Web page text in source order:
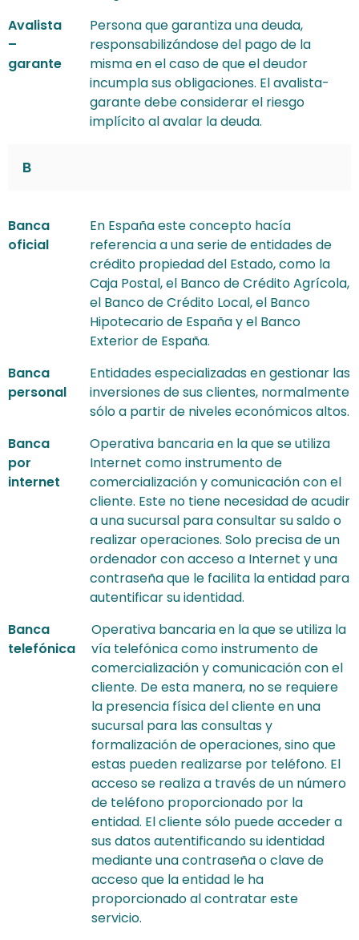
Avalista
–
garante
Persona que garantiza una deuda,
responsabilizándose del pago de la
misma en el caso de que el deudor
incumpla sus obligaciones. El avalista-
garante debe considerar el riesgo
implícito al avalar la deuda.
B
Banca
oficial
En España este concepto hacía
referencia a una serie de entidades de
crédito propiedad del Estado, como la
Caja Postal, el Banco de Crédito Agrícola,
el Banco de Crédito Local, el Banco
Hipotecario de España y el Banco
Exterior de España.
Banca
personal
Entidades especializadas en gestionar las
inversiones de sus clientes, normalmente
sólo a partir de niveles económicos altos.
Banca
por
internet
Operativa bancaria en la que se utiliza
Internet como instrumento de
comercialización y comunicación con el
cliente. Este no tiene necesidad de acudir
a una sucursal para consultar su saldo o
realizar operaciones. Solo precisa de un
ordenador con acceso a Internet y una
contraseña que le facilita la entidad para
autentificar su identidad.
Banca
telefónica
Operativa bancaria en la que se utiliza la
vía telefónica como instrumento de
comercialización y comunicación con el
cliente. De esta manera, no se requiere
la presencia física del cliente en una
sucursal para las consultas y
formalización de operaciones, sino que
estas pueden realizarse por teléfono. El
acceso se realiza a través de un número
de teléfono proporcionado por la
entidad. El cliente sólo puede acceder a
sus datos autentificando su identidad
mediante una contraseña o clave de
acceso que la entidad le ha
proporcionado al contratar este
servicio.